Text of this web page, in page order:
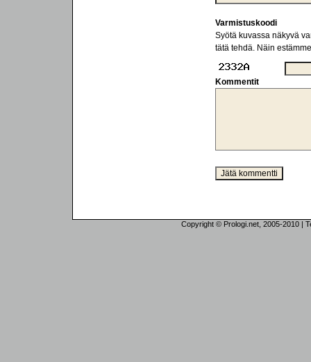
Varmistuskoodi
Syötä kuvassa näkyvä
tätä tehdä. Näin
Kommentit
Copyright © Prologi.net, 2005-2010 |